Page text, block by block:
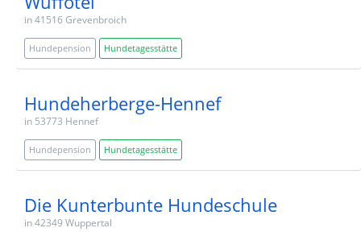
in 41516 Grevenbroich
Hundepension Hundetagesstätte
Hundeherberge-Hennef
in 53773 Hennef
Hundepension Hundetagesstätte
Die Kunterbunte Hundeschule
in 42349 Wuppertal